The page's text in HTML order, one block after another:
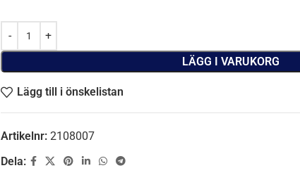
LÄGG I VARUKORG
Lägg till i önskelistan
Artikelnr: 2108007
Dela: